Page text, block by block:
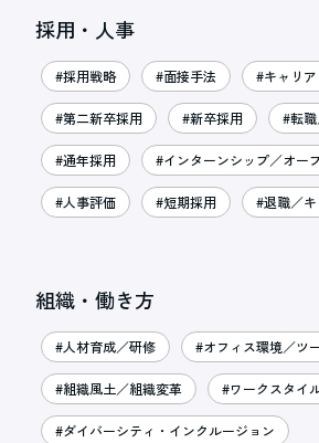
採用・人事
#採用戦略 #面接手法 #キャリ
#第二新卒採用 #新卒採用 #転
#通年採用 #インターンシップ／オー
#人事評価 #短期採用 #退職／
組織・働き方
#人材育成／研修 #オフィス環境／ツ
#組織風土／組織変革 #ワークスタイ
#ダイバーシティ・インクルージョン